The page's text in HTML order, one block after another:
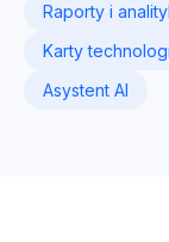
Raporty i
Karty
Asystent AI